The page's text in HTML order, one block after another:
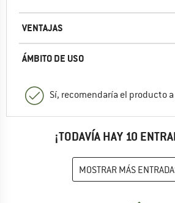
VENTAJAS
ÁMBITO DE USO
Sí, recomendaría el producto
¡TODAVÍA HAY 10
MOSTRAR MÁS